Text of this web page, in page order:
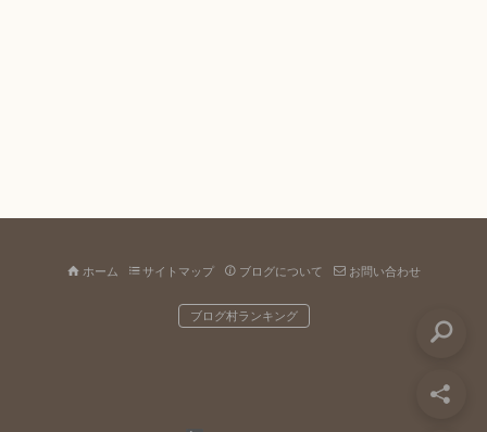
ホーム サイトマップ ブログについて お問い合わせ
ブログ村ランキング